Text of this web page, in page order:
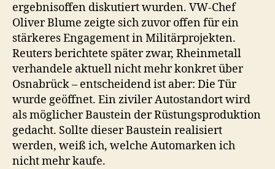
ergebnisoffen diskutiert wurden. VW-Chef
Oliver Blume zeigte sich zuvor offen für ein
stärkeres Engagement in Militärprojekten.
Reuters berichtete später zwar, Rheinmetall
verhandele aktuell nicht mehr konkret über
Osnabrück – entscheidend ist aber: Die Tür
wurde geöffnet. Ein ziviler Autostandort wird
als möglicher Baustein der Rüstungsproduktion
gedacht. Sollte dieser Baustein realisiert
werden, weiß ich, welche Automarken ich
nicht mehr kaufe.